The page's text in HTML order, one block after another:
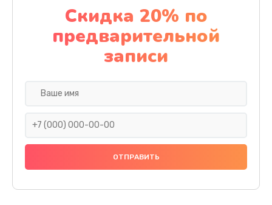
Замена материнской платы
1100 руб.
Заказать
Замена праймера
1000 руб.
Скидка 20% по
предварительной
записи